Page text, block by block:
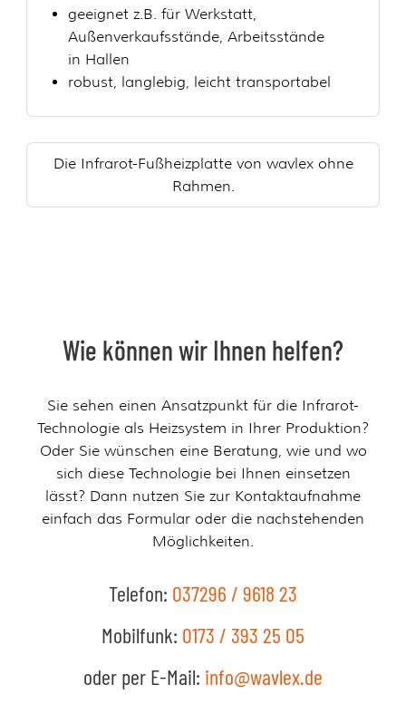
geeignet z.B. für Werkstatt,
Außenverkaufsstände, Arbeitsstände
in Hallen
robust, langlebig, leicht transportabel
Die Infrarot-Fußheizplatte von wavlex ohne
Rahmen.
Wie können wir Ihnen helfen?
Sie sehen einen Ansatzpunkt für die Infrarot-
Technologie als Heizsystem in Ihrer Produktion?
Oder Sie wünschen eine Beratung, wie und wo
sich diese Technologie bei Ihnen einsetzen
lässt? Dann nutzen Sie zur Kontaktaufnahme
einfach das Formular oder die nachstehenden
Möglichkeiten.
Telefon: 037296 / 9618 23
Mobilfunk: 0173 / 393 25 05
oder per E-Mail: info@wavlex.de